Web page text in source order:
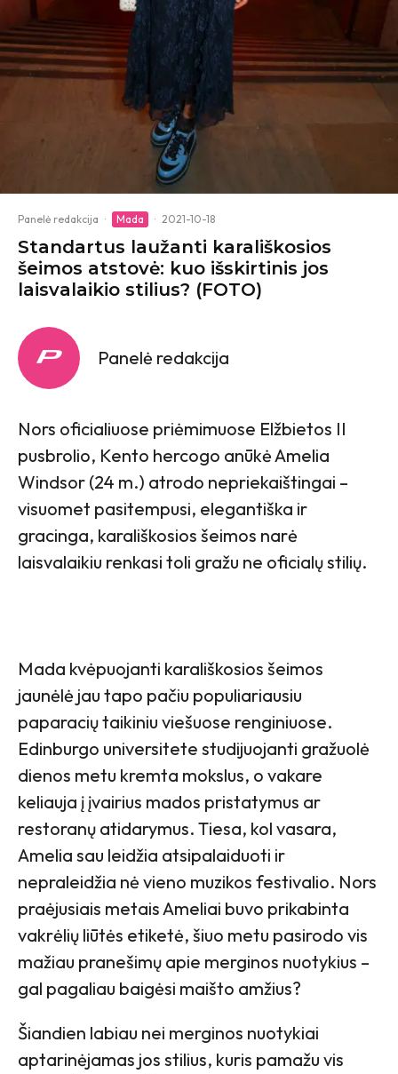
Panelė redakcija · Mada · 2021-10-18
Standartus laužanti karališkosios
šeimos atstovė: kuo išskirtinis jos
laisvalaikio stilius? (FOTO)
Panelė redakcija
Nors oficialiuose priėmimuose Elžbietos II
pusbrolio, Kento hercogo anūkė Amelia
Windsor (24 m.) atrodo nepriekaištingai –
visuomet pasitempusi, elegantiška ir
gracinga, karališkosios šeimos narė
laisvalaikiu renkasi toli gražu ne oficialų stilių.
Mada kvėpuojanti karališkosios šeimos
jaunėlė jau tapo pačiu populiariausiu
paparacių taikiniu viešuose renginiuose.
Edinburgo universitete studijuojanti gražuolė
dienos metu kremta mokslus, o vakare
keliauja į įvairius mados pristatymus ar
restoranų atidarymus. Tiesa, kol vasara,
Amelia sau leidžia atsipalaiduoti ir
nepraleidžia nė vieno muzikos festivalio. Nors
praėjusiais metais Ameliai buvo prikabinta
vakrėlių liūtės etiketė, šiuo metu pasirodo vis
mažiau pranešimų apie merginos nuotykius –
gal pagaliau baigėsi maišto amžius?
Šiandien labiau nei merginos nuotykiai
aptarinėjamas jos stilius, kuris pamažu vis